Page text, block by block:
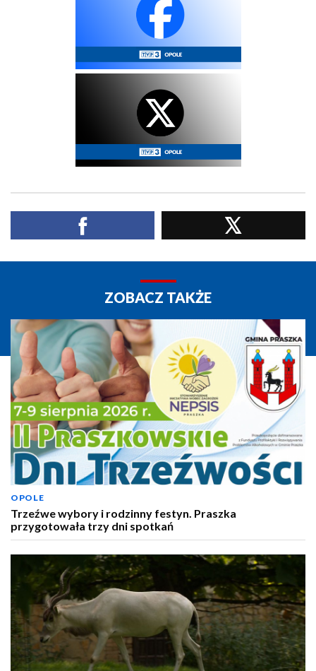
ZOBACZ TAKŻE
OPOLE
Trzeźwe wybory i rodzinny festyn. Praszka
przygotowała trzy dni spotkań